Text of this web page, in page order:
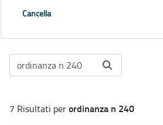
Cancella
7 Risultati perordinanza n 240